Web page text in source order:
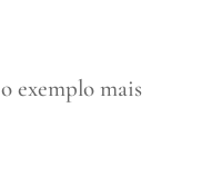
exemplo mais